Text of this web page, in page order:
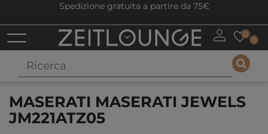
Spedizione gratuita a partire da 75€
0
0
MASERATI MASERATI JEWELS
JM221ATZ05